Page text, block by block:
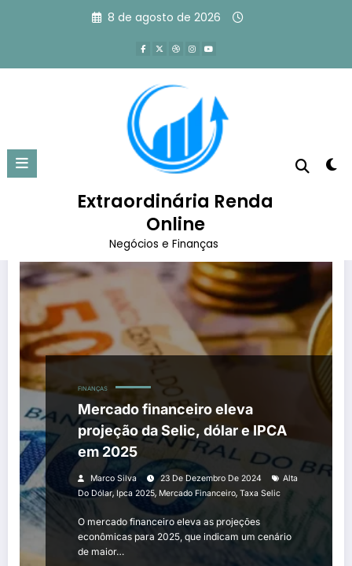
8 de agosto de 2026
Extraordinária Renda
Online
Negócios e Finanças
Tag: mercado financeiro
FINANÇAS
Mercado financeiro eleva
projeção da Selic, dólar e IPCA
em 2025
Marco Silva 23 De Dezembro De 2024
Alta
Do Dólar,Ipca 2025, Mercado Financeiro, Taxa Selic
O mercado financeiro eleva as projeções
econômicas para 2025, que indicam um cenário
de maior…